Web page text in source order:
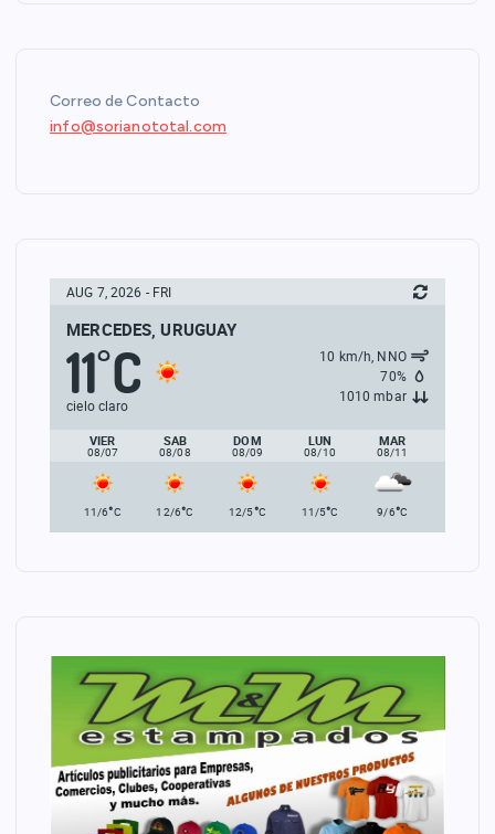
Correo de Contacto
info@sorianototal.com
AUG 7, 2026 - FRI
MERCEDES, URUGUAY
11°C
cielo claro
10 km/h, NNO
70%
1010 mbar
VIER
08/07
SAB
08/08
DOM
08/09
LUN
08/10
MAR
08/11
11/6°C 12/6°C 12/5°C 11/5°C 9/6°C